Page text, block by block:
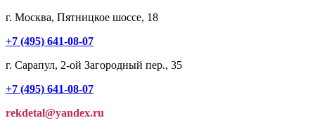
г. Москва, Пятницкое шоссе, 18
+7 (495) 641-08-07
г. Сарапул, 2-ой Загородный пер., 35
+7 (495) 641-08-07
rekdetal@yandex.ru